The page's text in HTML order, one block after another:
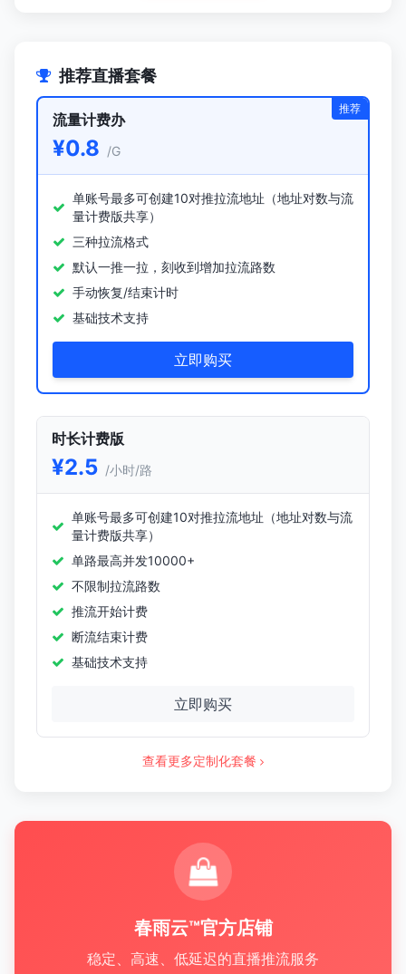
推荐直播套餐
推荐
流量计费办
¥0.8 /G
单账号最多可创建10对推拉流地址（地址对数与流
量计费版共享）
三种拉流格式
默认一推一拉，刻收到增加拉流路数
手动恢复/结束计时
基础技术支持
立即购买
时长计费版
¥2.5 /小时/路
单账号最多可创建10对推拉流地址（地址对数与流
量计费版共享）
单路最高并发10000+
不限制拉流路数
推流开始计费
断流结束计费
基础技术支持
立即购买
查看更多定制化套餐
春雨云™官方店铺
稳定、高速、低延迟的直播推流服务